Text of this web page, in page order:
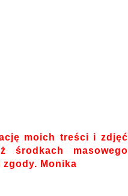
moich treści i zdjęć
środkach masowego
zgody. Monika